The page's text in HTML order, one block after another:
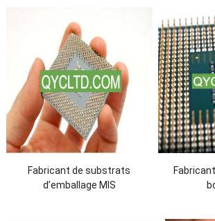
Fabricant de substrats
d’emballage MIS